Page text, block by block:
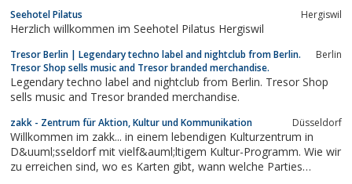
Seehotel Pilatus Hergiswil
Herzlich willkommen im Seehotel Pilatus Hergiswil
Tresor Berlin | Legendary techno label and nightclub from Berlin.
Tresor Shop sells music and Tresor branded merchandise.
Berlin
Legendary techno label and nightclub from Berlin. Tresor Shop
sells music and Tresor branded merchandise.
zakk - Zentrum für Aktion, Kultur und Kommunikation Düsseldorf
Willkommen im zakk... in einem lebendigen Kulturzentrum in
D&uuml;sseldorf mit vielf&auml;ltigem Kultur-Programm. Wie wir
zu erreichen sind, wo es Karten gibt, wann welche Parties